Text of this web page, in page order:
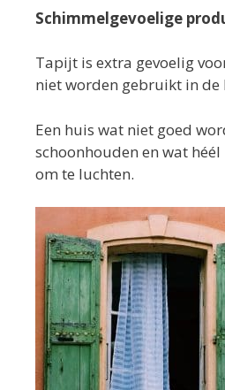
Schimmelgevoelige
Tapijt is extra gevoelig
niet worden gebruikt in de
Een huis wat niet goed
schoonhouden en wat
om te luchten.